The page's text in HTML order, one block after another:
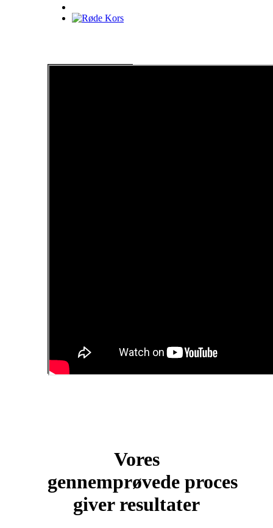
Vores
gennemprøvede proces
giver resultater